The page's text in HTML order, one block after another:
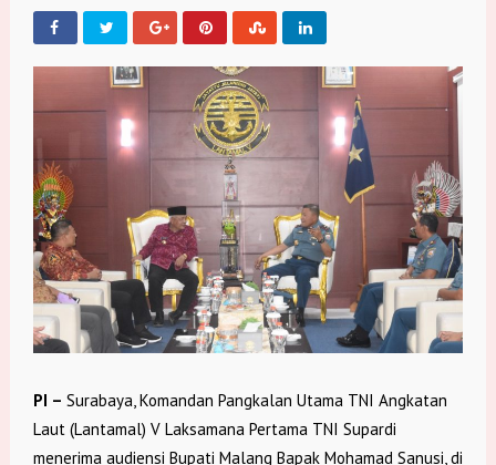
PI – Surabaya, Komandan Pangkalan Utama TNI Angkatan
Laut (Lantamal) V Laksamana Pertama TNI Supardi
menerima audiensi Bupati Malang Bapak Mohamad Sanusi, di